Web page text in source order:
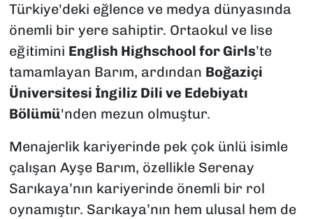
Türkiye'deki eğlence ve medya dünyasında
önemli bir yere sahiptir. Ortaokul ve lise
eğitimini English Highschool for Girls’te
tamamlayan Barım, ardından Boğaziçi
Üniversitesi İngiliz Dili ve Edebiyatı
Bölümü'nden mezun olmuştur.
Menajerlik kariyerinde pek çok ünlü isimle
çalışan Ayşe Barım, özellikle Serenay
Sarıkaya’nın kariyerinde önemli bir rol
oynamıştır. Sarıkaya’nın hem ulusal hem de